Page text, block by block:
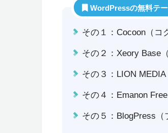
WordPressの無料テ
その１：Cocoon（コ
その２：Xeory Base
その３：LION MEDIA
その４：Emanon
その５：BlogPress（